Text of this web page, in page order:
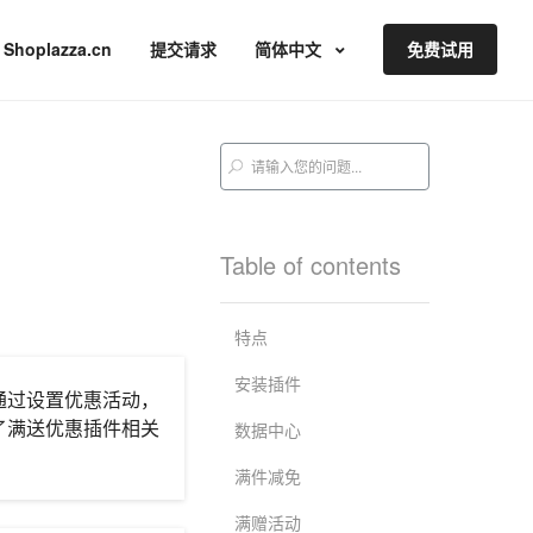
Shoplazza.cn 提交请求 简体中文 免费试用
设置优惠活动，
送优惠插件相关
Table of contents
特点
安装插件
数据中心
满件减免
满赠活动